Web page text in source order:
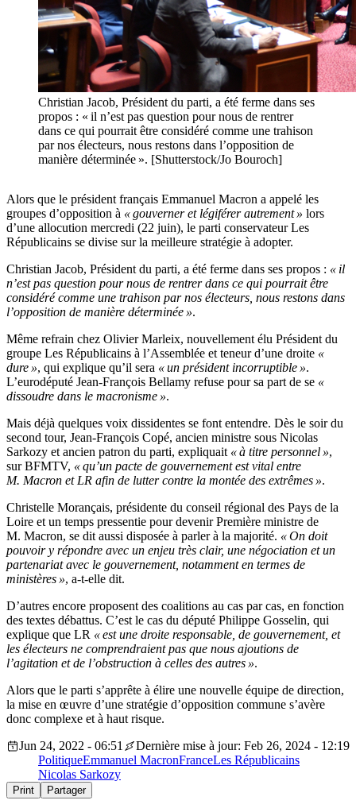
Christian Jacob, Président du parti, a été ferme dans ses
propos : « il n’est pas question pour nous de rentrer
dans ce qui pourrait être considéré comme une trahison
par nos électeurs, nous restons dans l’opposition de
manière déterminée ». [Shutterstock/Jo Bouroch]
Alors que le président français Emmanuel Macron a appelé les
groupes d’opposition à « gouverner et légiférer autrement » lors
d’une allocution mercredi (22 juin), le parti conservateur Les
Républicains se divise sur la meilleure stratégie à adopter.
Christian Jacob, Président du parti, a été ferme dans ses propos : « il
n’est pas question pour nous de rentrer dans ce qui pourrait être
considéré comme une trahison par nos électeurs, nous restons dans
l’opposition de manière déterminée ».
Même refrain chez Olivier Marleix, nouvellement élu Président du
groupe Les Républicains à l’Assemblée et teneur d’une droite «
dure », qui explique qu’il sera « un président incorruptible ».
L’eurodéputé Jean-François Bellamy refuse pour sa part de se «
dissoudre dans le macronisme ».
Mais déjà quelques voix dissidentes se font entendre. Dès le soir du
second tour, Jean-François Copé, ancien ministre sous Nicolas
Sarkozy et ancien patron du parti, expliquait « à titre personnel »,
sur BFMTV, « qu’un pacte de gouvernement est vital entre
M. Macron et LR afin de lutter contre la montée des extrêmes ».
Christelle Morançais, présidente du conseil régional des Pays de la
Loire et un temps pressentie pour devenir Première ministre de
M. Macron, se dit aussi disposée à parler à la majorité. « On doit
pouvoir y répondre avec un enjeu très clair, une négociation et un
partenariat avec le gouvernement, notamment en termes de
ministères », a-t-elle dit.
D’autres encore proposent des coalitions au cas par cas, en fonction
des textes débattus. C’est le cas du député Philippe Gosselin, qui
explique que LR « est une droite responsable, de gouvernement, et
les électeurs ne comprendraient pas que nous ajoutions de
l’agitation et de l’obstruction à celles des autres ».
Alors que le parti s’apprête à élire une nouvelle équipe de direction,
la mise en œuvre d’une stratégie d’opposition commune s’avère
donc complexe et à haut risque.
Jun 24, 2022 - 06:51
Dernière mise à jour: Feb 26, 2024 - 12:19
PolitiqueEmmanuel MacronFranceLes Républicains
Nicolas Sarkozy
Print Partager